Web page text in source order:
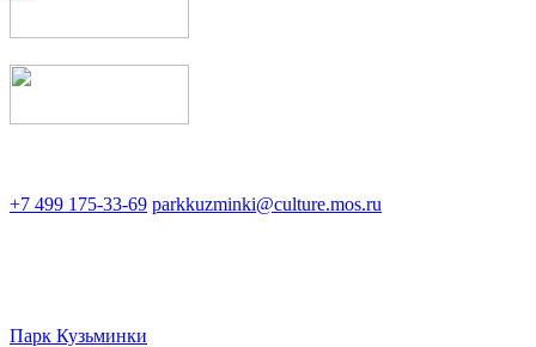
+7 499 175-33-69 parkkuzminki@culture.mos.ru
Парк Кузьминки